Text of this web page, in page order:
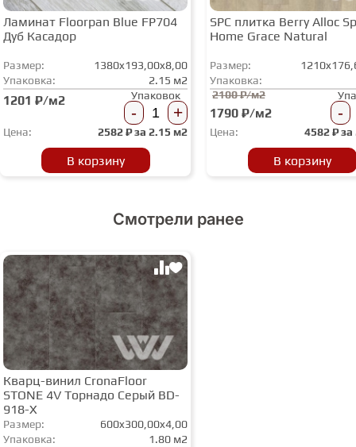
Ламинат Floorpan Blue FP704
Дуб Касадор
Размер:
1380x193,00x8,00
Упаковка:
2.15 м2
1201 ₽/м2 Упаковок
- +
Цена: 2582₽ за 2.15 м2
В корзину
SPC плитка Berry Alloc
Home Grace Natural
Размер:
Упаковка:
2100 ₽/м2
1790 ₽/м2 -
Цена: 4582₽ за
В корзину
Смотрели ранее
Кварц-винил CronaFloor
STONE 4V Торнадо Серый BD-
918-X
Размер:
600x300,00x4,00
Упаковка:
1.80 м2